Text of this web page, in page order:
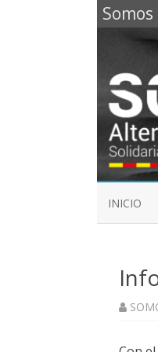
Somos
INICIO